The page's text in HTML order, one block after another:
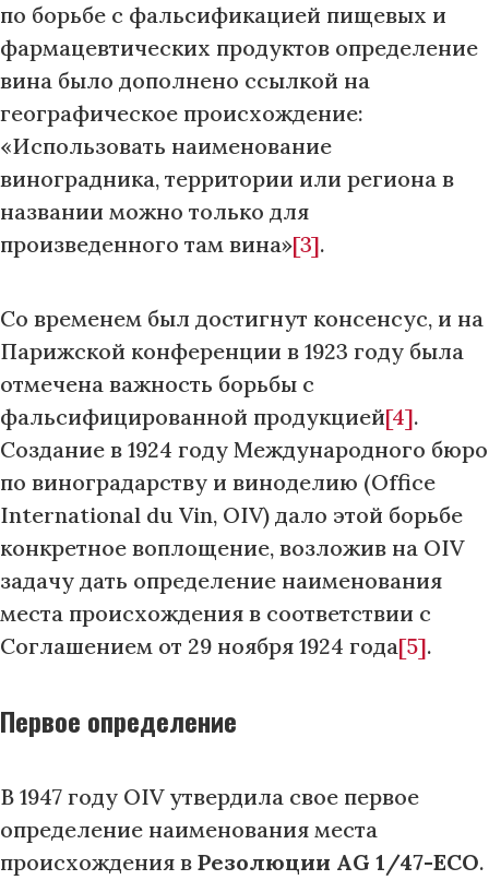
по борьбе с фальсификацией пищевых и
фармацевтических продуктов определение
вина было дополнено ссылкой на
географическое происхождение:
«Использовать наименование
виноградника, территории или региона в
названии можно только для
произведенного там вина»[3].
Со временем был достигнут консенсус, и на
Парижской конференции в 1923 году была
отмечена важность борьбы с
фальсифицированной продукцией[4].
Создание в 1924 году Международного бюро
по виноградарству и виноделию (Office
International du Vin, OIV) дало этой борьбе
конкретное воплощение, возложив на OIV
задачу дать определение наименования
места происхождения в соответствии с
Соглашением от 29 ноября 1924 года[5].
Первое определение
В 1947 году OIV утвердила свое первое
определение наименования места
происхождения в Резолюции AG 1/47-ECO.